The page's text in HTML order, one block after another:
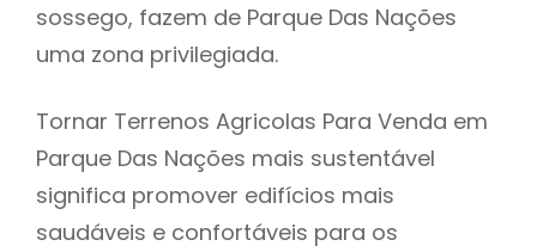
sossego, fazem de Parque Das Nações
uma zona privilegiada.
Tornar Terrenos Agricolas Para Venda em
Parque Das Nações mais sustentável
significa promover edifícios mais
saudáveis e confortáveis para os